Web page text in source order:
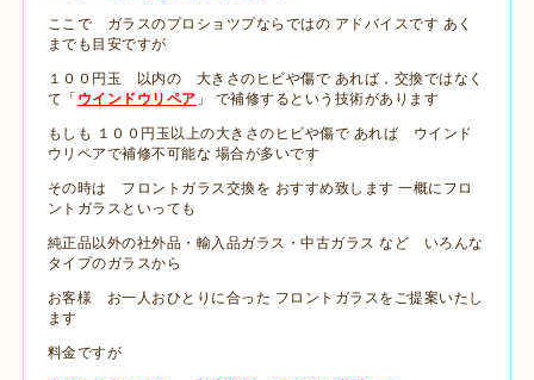
ここで ガラスのプロショツプならではの アドバイスです あく
までも目安ですが
１００円玉 以内の 大きさのヒビや傷で あれば，交換ではなく
て「 ウインドウリペア 」 で補修するという技術があります
もしも １００円玉以上の大きさのヒビや傷で あれば ウインド
ウリペアで補修不可能な 場合が多いです
その時は フロントガラス交換を おすすめ致します 一概にフロ
ントガラスといっても
純正品以外の社外品・輸入品ガラス・中古ガラス など いろんな
タイプのガラスから
お客様 お一人おひとりに合った フロントガラスをご提案いたし
ます
料金ですが